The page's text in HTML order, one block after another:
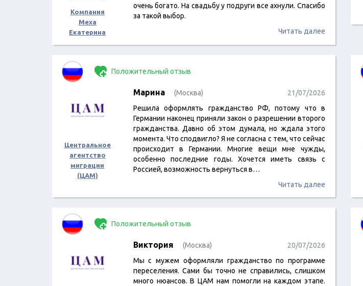
Компания
Меха
Екатерина
очень богато. На свадьбу у подруги все ахнули. Спасибо
за такой выбор.
Читать далее
Положительный отзыв
Центральное
агентство
миграции
(ЦАМ)
Марина (Москва)
21/07/2026
Решила оформлять гражданство РФ, потому что в
Германии наконец приняли закон о разрешении второго
гражданства. Давно об этом думала, но ждала этого
момента. Что сподвигло? Я не согласна с тем, что сейчас
происходит в Германии. Многие вещи мне чужды,
особенно последние годы. Хочется иметь связь с
Россией, возможность вернуться в…
Читать далее
Положительный отзыв
Виктория (Москва)
20/07/2026
Мы с мужем оформляли гражданство по программе
переселения. Сами бы точно не справились, слишком
много нюансов. В ЦАМ нам помогли на каждом этапе.